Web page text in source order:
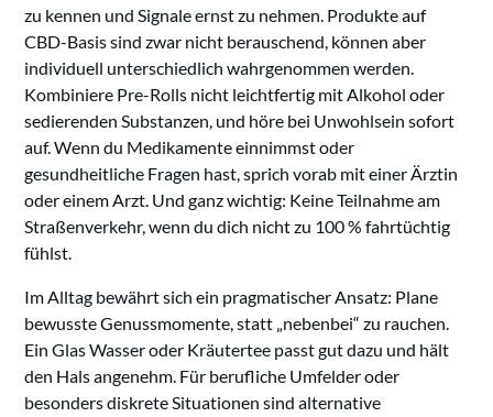
zu kennen und Signale ernst zu nehmen. Produkte auf
CBD-Basis sind zwar nicht berauschend, können aber
individuell unterschiedlich wahrgenommen werden.
Kombiniere Pre-Rolls nicht leichtfertig mit Alkohol oder
sedierenden Substanzen, und höre bei Unwohlsein sofort
auf. Wenn du Medikamente einnimmst oder
gesundheitliche Fragen hast, sprich vorab mit einer Ärztin
oder einem Arzt. Und ganz wichtig: Keine Teilnahme am
Straßenverkehr, wenn du dich nicht zu 100 % fahrtüchtig
fühlst.
Im Alltag bewährt sich ein pragmatischer Ansatz: Plane
bewusste Genussmomente, statt „nebenbei“ zu rauchen.
Ein Glas Wasser oder Kräutertee passt gut dazu und hält
den Hals angenehm. Für berufliche Umfelder oder
besonders diskrete Situationen sind alternative